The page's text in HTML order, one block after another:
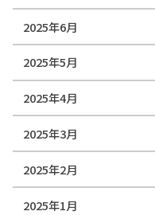
2025年6月
2025年5月
2025年4月
2025年3月
2025年2月
2025年1月